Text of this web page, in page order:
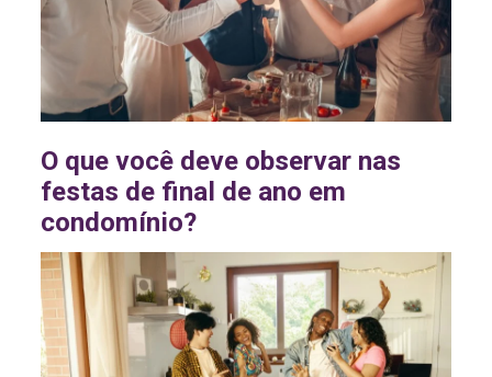
O que você deve observar nas
festas de final de ano em
condomínio?